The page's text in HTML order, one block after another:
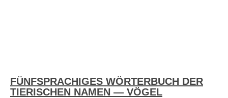
FÜNFSPRACHIGES WÖRTERBUCH DER
TIERISCHEN NAMEN — VÖGEL